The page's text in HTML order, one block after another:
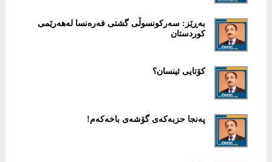
بەڕێز: سەركونسوڵی گشتی فەرەنسا لەهەرێمی
كوردستان
كۆتایی ئینسان؟
پەنجا حزبەكەی گۆشەی باخەكەم!